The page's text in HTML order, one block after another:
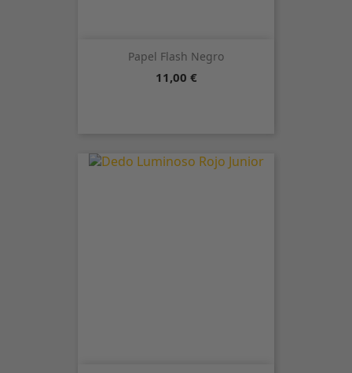
Papel Flash Negro
Precio
11,00 €